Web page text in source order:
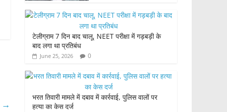
→
टेलीग्राम 7 दिन बाद चालू, NEET परीक्षा में गड़बड़ी के
बाद लगा था प्रतिबंध
June 25, 2026 0
भरत तिवारी मामले में दबाव में कार्रवाई, पुलिस वालों पर
हत्या का केस दर्ज